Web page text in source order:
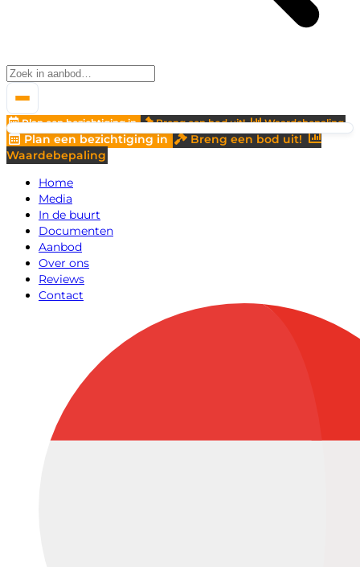
Plan een bezichtiging in Breng een bod uit! Waardebepaling
Plan een bezichtiging in
Breng een bod uit!
Waardebepaling
Home
Media
In de buurt
Documenten
Aanbod
Over ons
Reviews
Contact